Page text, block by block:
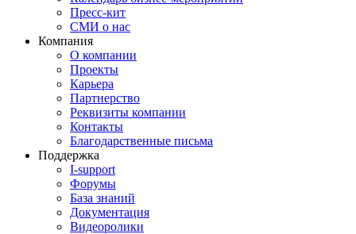
Пресс‑кит
СМИ о нас
Компания
О компании
Проекты
Карьера
Партнерство
Реквизиты компании
Контакты
Благодарственные письма
Поддержка
I‑support
Форумы
База знаний
Документация
Видеоролики